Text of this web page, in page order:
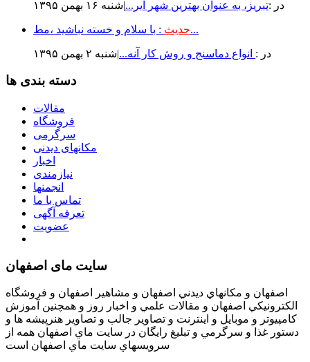
در :تبریز، به عنوان بهترین شهر ایر... |شنبه ۱۶ بهمن ۱۳۹۵
حدیث: با سلام و خسته نباشید ،مط...
در : انواع دماسنج و روش كار آنه... |شنبه ۲ بهمن ۱۳۹۵
دسته بندی ها
مقالات
فروشگاه
سرگرمی
مکانهای دیدنی
اخبار
نیازمندی
انجمنها
تماس با ما
تعرفه آگهی
عضویت
سایت مای اصفهان
اصفهان و مكانهاي ديدني اصفهان و مشاهير اصفهان و فروشگاه
الكترونيكي اصفهان و مقالات علمي و اخبار روز و همچنين آموزش
كامپيوتر و موبايل و اينترنت و تصاوير جالب و تصاوير هنرپيشه ها و
دستور غذا و سرگرمي و تبليغ رايگان در سايت ماي اصفهان همه از
سرويسهاي سايت ماي اصفهان است